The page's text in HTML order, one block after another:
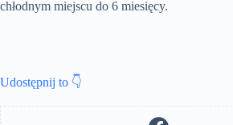
chłodnym miejscu do 6 miesięcy.
Udostępnij to 👇